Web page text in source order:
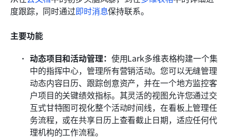
度跟踪，同时通过即时消息保持联系。
主要功能
动态项目和活动管理： 使用Lark多维表格构建一个集
中的指挥中心，管理所有营销活动。您可以无缝管理
动态内容日历、跟踪创意资产，并在一个地方监控客
户项目的关键绩效指标。其灵活的视图允许您通过交
互式甘特图可视化整个活动时间线，在看板上管理任
务流程，或在共享日历上查看截止日期，适应任何代
理机构的工作流程。